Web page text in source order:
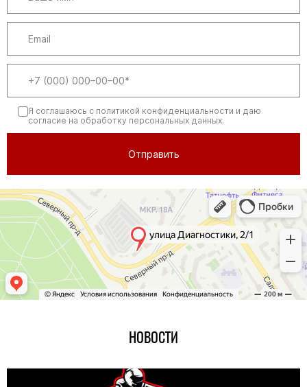
Я соглашаюсь с политикой конфиденциальности и даю
согласие на обработку персональных данных.
НОВОСТИ